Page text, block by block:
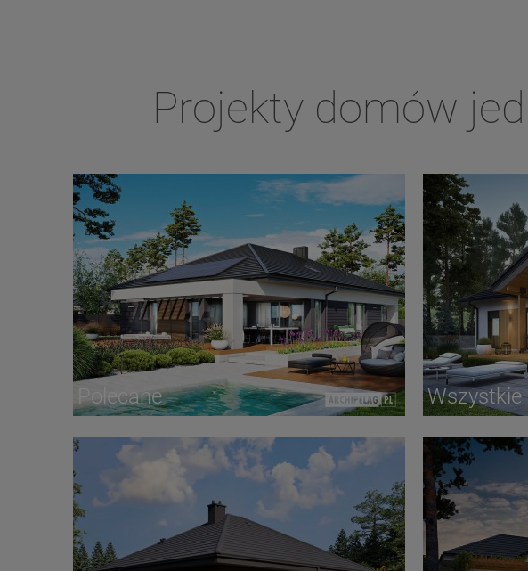
Projekty domów
Polecane Wszystkie